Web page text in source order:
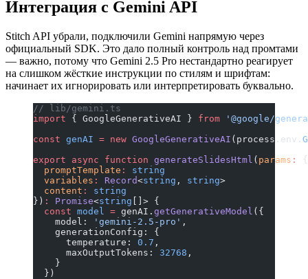
Интеграция с Gemini API
Stitch API убрали, подключили Gemini напрямую через
официальный SDK. Это дало полный контроль над промтами
— важно, потому что Gemini 2.5 Pro нестандартно реагирует
на слишком жёсткие инструкции по стилям и шрифтам:
начинает их игнорировать или интерпретировать буквально.
// lib/gemini.ts
import { GoogleGenerativeAI } from '@google/
const genAI = new GoogleGenerativeAI (process.env.
export async function generateSlidesHtml ( params :
{
  promptTemplate
:
string
  variables
: Record<string , string>
  content
:
string
}) : Promise<string []> {
  const
model = genAI. getGenerativeModel ({
    model:
'gemini-2.5-pro' ,
    generationConfig: {
      temperature:
0.7 ,
      maxOutputTokens:
32768 ,
    }
  })